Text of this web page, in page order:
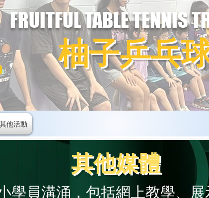
FRUITFUL TABLE TENNIS
柚子乒乓
其他活動
其他媒體
學員溝涌，包括網上教學、